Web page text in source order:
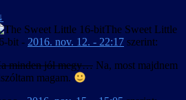
↓
The Sweet Little
bit - 2016. nov. 12. - 22:17 szerint:
minden jól megy… Na, most majdnem
magam.